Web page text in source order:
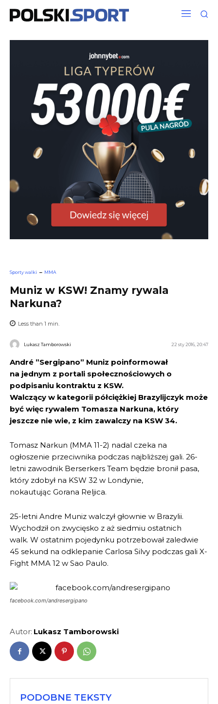
Sporty walki MMA
Muniz w KSW! Znamy rywala
Narkuna?
Less than 1 min.
Lukasz Tamborowski 22 sty 2016, 20:47
André ”Sergipano” Muniz poinformował
na jednym z portali społecznościowych o
podpisaniu kontraktu z KSW.
Walczący w kategorii półciężkiej Brazylijczyk może
być więc rywalem Tomasza Narkuna, który
jeszcze nie wie, z kim zawalczy na KSW 34.
Tomasz Narkun (MMA 11-2) nadal czeka na
ogłoszenie przeciwnika podczas najbliższej gali. 26-
letni zawodnik Berserkers Team będzie bronił pasa,
który zdobył na KSW 32 w Londynie,
nokautując Gorana Reljica.
25-letni Andre Muniz walczył głownie w Brazylii.
Wychodził on zwycięsko z aż siedmiu ostatnich
walk. W ostatnim pojedynku potrzebował zaledwie
45 sekund na odklepanie Carlosa Silvy podczas gali X-
Fight MMA 12 w Sao Paulo.
facebook.com/andresergipano
Autor: Lukasz Tamborowski
PODOBNE TEKSTY